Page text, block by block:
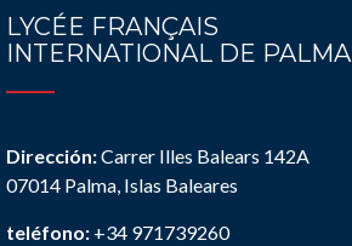
LYCÉE FRANÇAIS
INTERNATIONAL DE PALMA
Dirección:Carrer Illes Balears 142A
07014 Palma, Islas Baleares
teléfono: +34 971739260